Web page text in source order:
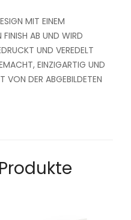
MIT EINEM
FINISH AB UND WIRD
UND VEREDELT
EINZIGARTIG UND
VON DER ABGEBILDETEN